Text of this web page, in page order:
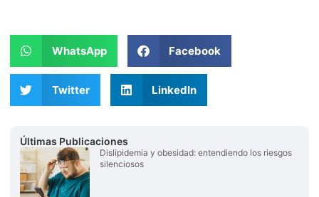
WhatsApp Facebook
Twitter LinkedIn
Últimas Publicaciones
Dislipidemia y obesidad: entendiendo los riesgos
silenciosos